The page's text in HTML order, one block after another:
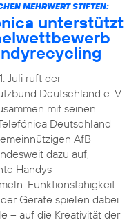
MEHRWERT STIFTEN:
unterstützt
Juli ruft der
Deutschland e. V.
mit seinen
Deutschland
AfB
dazu auf,
Handys
Funktionsfähigkeit
Geräte spielen dabei
– auf die Kreativität der